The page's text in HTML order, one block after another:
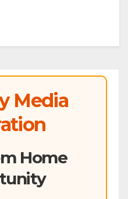
Media
Home